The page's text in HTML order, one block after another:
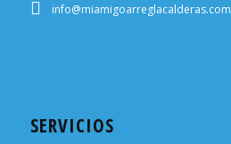
info@miamigoarreglacalderas.com
SERVICIOS